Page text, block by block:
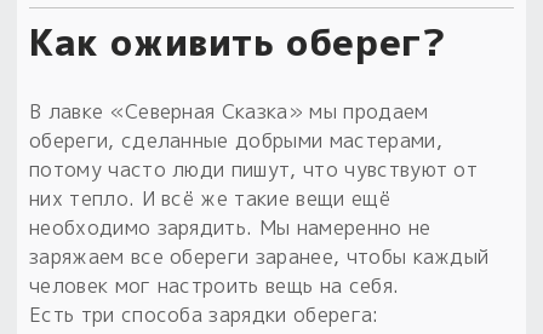
«Резы Рода. Нежиты» и «Резы
Рода.Духи-Хозяева» с колодами
толковники со значениями, раскладами,
толкованиями колод
Узнать
Пыльный сундучок
большое обновление
Как оживить оберег?
В лавке «Северная Сказка» мы продаем
обереги, сделанные добрыми мастерами,
потому часто люди пишут, что чувствуют от
них тепло. И всё же такие вещи ещё
необходимо зарядить. Мы намеренно не
заряжаем все обереги заранее, чтобы каждый
человек мог настроить вещь на себя.
Есть три способа зарядки оберега: